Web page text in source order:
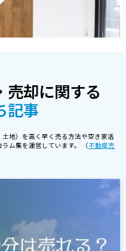
売却に関する
記事
地）を高く早く売る方法や空き家活
ム集を運営しています。 （不動産売